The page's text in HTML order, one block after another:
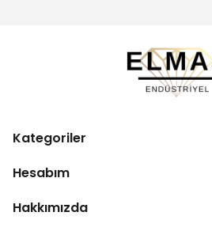
Kategoriler
Hesabım
Hakkımızda